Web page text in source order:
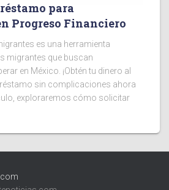
para
Progreso Financiero
es una herramienta
migrantes que buscan
en México. ¡Obtén tu dinero al
sin complicaciones ahora
exploraremos cómo solicitar